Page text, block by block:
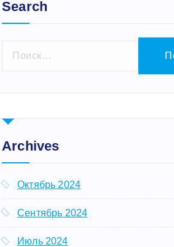
Search
т
:
Archives
Октябрь 2024
Сентябрь 2024
Июль 2024